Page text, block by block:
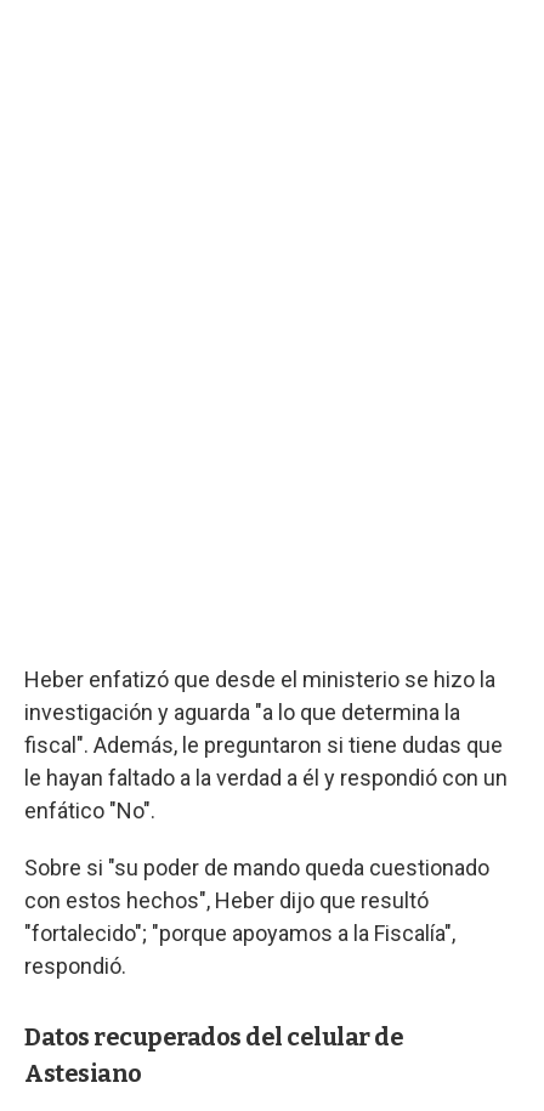
Heber enfatizó que desde el ministerio se hizo la
investigación y aguarda "a lo que determina la
fiscal". Además, le preguntaron si tiene dudas que
le hayan faltado a la verdad a él y respondió con un
enfático "No".
Sobre si "su poder de mando queda cuestionado
con estos hechos", Heber dijo que resultó
"fortalecido"; "porque apoyamos a la Fiscalía",
respondió.
Datos recuperados del celular de
Astesiano